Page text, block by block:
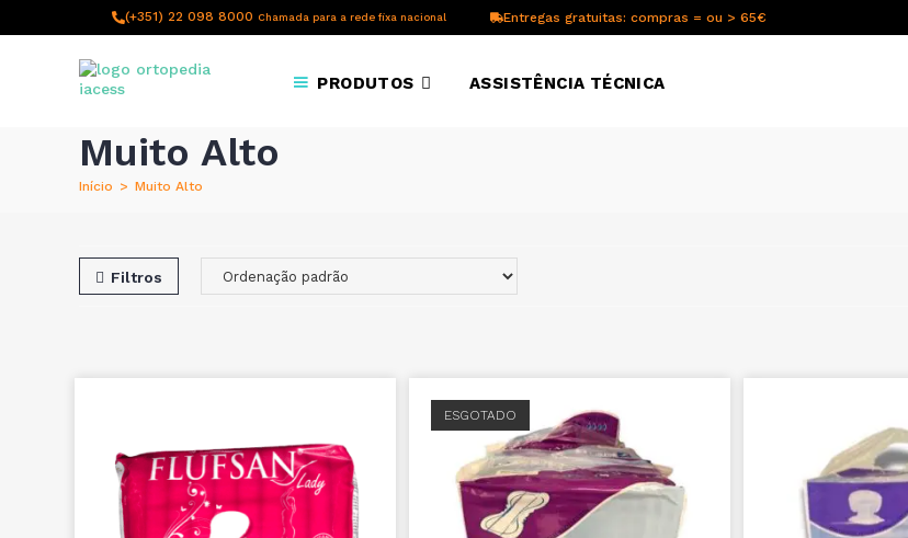
(+351) 22 098 8000 Chamada para a rede fixa nacional Entregas gratuitas: compras = ou > 65€
PRODUTOS ASSISTÊNCIA TÉCNICA
Muito Alto
Início > Muito Alto
Filtros
ESGOTADO